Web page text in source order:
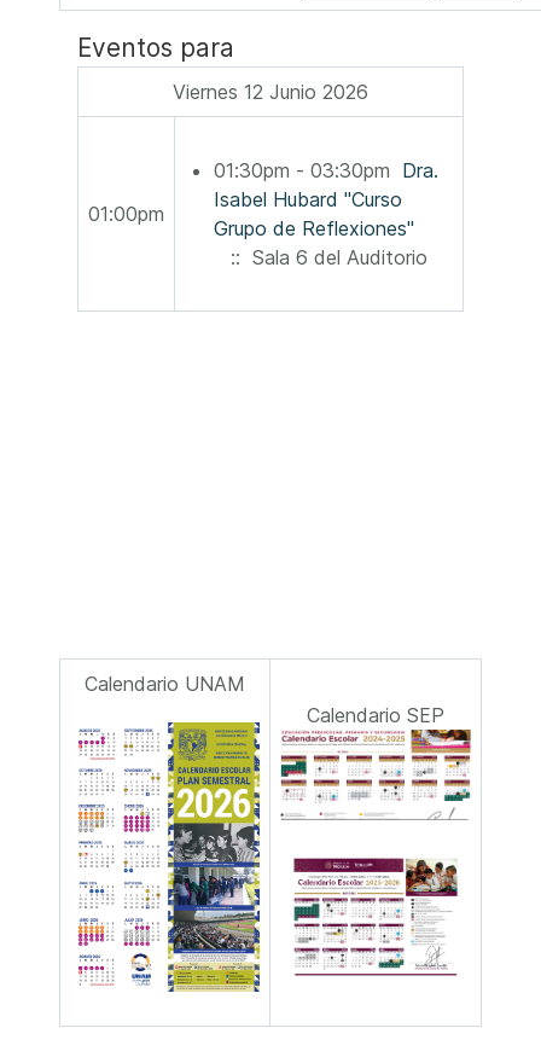
Eventos para
Viernes 12 Junio 2026
01:00pm
01:30pm - 03:30pm Dra.
Isabel Hubard "Curso
Grupo de Reflexiones"
:: Sala 6 del Auditorio
Calendario UNAM
Calendario SEP